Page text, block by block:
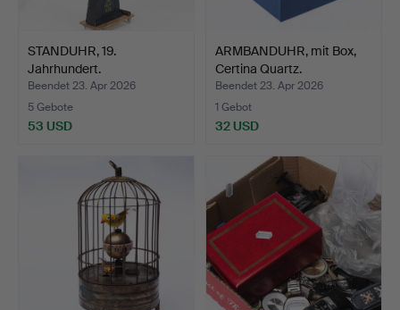
STANDUHR, 19.
Jahrhundert.
Beendet 23. Apr 2026
5 Gebote
53 USD
ARMBANDUHR, mit Box,
Certina Quartz.
Beendet 23. Apr 2026
1 Gebot
32 USD